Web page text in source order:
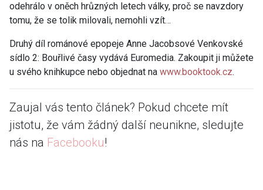
odehrálo v oněch hrůzných letech války, proč se navzdory
tomu, že se tolik milovali, nemohli vzít…
Druhý díl románové epopeje Anne Jacobsové Venkovské
sídlo 2: Bouřlivé časy vydává Euromedia. Zakoupit ji můžete
u svého knihkupce nebo objednat na www.booktook.cz.
Zaujal vás tento článek? Pokud chcete mít
jistotu, že vám žádný další neunikne, sledujte
nás na Facebooku!